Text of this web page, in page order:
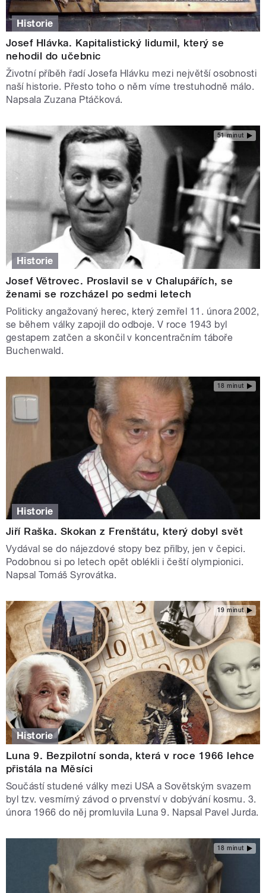
Historie
Josef Hlávka. Kapitalistický lidumil, který se
nehodil do učebnic
Životní příběh řadí Josefa Hlávku mezi největší osobnosti
naší historie. Přesto toho o něm víme trestuhodně málo.
Napsala Zuzana Ptáčková.
51 minut
Historie
Josef Větrovec. Proslavil se v Chalupářích, se
ženami se rozcházel po sedmi letech
Politicky angažovaný herec, který zemřel 11. února 2002,
se během války zapojil do odboje. V roce 1943 byl
gestapem zatčen a skončil v koncentračním táboře
Buchenwald.
18 minut
Historie
Jiří Raška. Skokan z Frenštátu, který dobyl svět
Vydával se do nájezdové stopy bez přilby, jen v čepici.
Podobnou si po letech opět oblékli i čeští olympionici.
Napsal Tomáš Syrovátka.
19 minut
Historie
Luna 9. Bezpilotní sonda, která v roce 1966 lehce
přistála na Měsíci
Součástí studené války mezi USA a Sovětským svazem
byl tzv. vesmírný závod o prvenství v dobývání kosmu. 3.
února 1966 do něj promluvila Luna 9. Napsal Pavel Jurda.
18 minut